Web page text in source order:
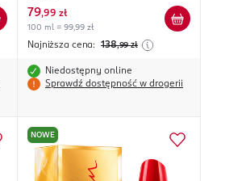
79,99 zł
100 ml = 99,99 zł
Najniższa cena: 138,99 zł
Niedostępny online
Sprawdź dostępność w drogerii
NOWE